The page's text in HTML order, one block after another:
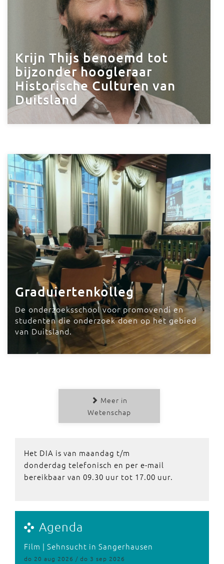
Krijn Thijs benoemd tot
bijzonder hoogleraar
Historische Culturen van
Duitsland
Graduiertenkolleg
De onderzoeksschool voor promovendi en
studenten die onderzoek doen op het gebied
van Duitsland.
Meer in
Wetenschap
Het DIA is van maandag t/m
donderdag telefonisch en per e-mail
bereikbaar van 09.30 uur tot 17.00 uur.
Agenda
Film | Sehnsucht in Sangerhausen
do 20 aug 2026 / do 3 sep 2026